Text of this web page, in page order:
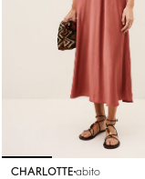
CHARLOTTE abito